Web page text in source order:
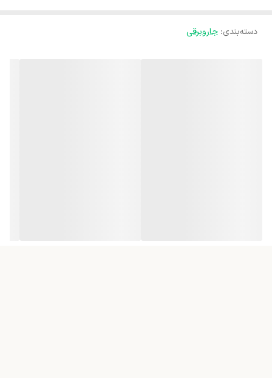
دسته‌بندی: جاروبرقی